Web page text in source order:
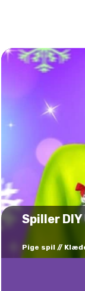
Spiller
Pige spil